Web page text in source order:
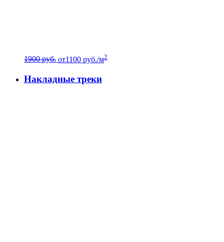
1900 руб. от1100 руб./м2
Накладные треки